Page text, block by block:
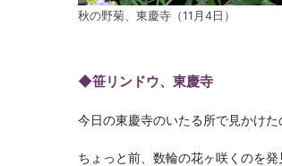
秋の野菊、東慶寺（11月4日）
◆笹リンドウ、東慶寺
今日の東慶寺のいたる所で見かけた
ちょっと前、数輪の花ヶ咲くのを